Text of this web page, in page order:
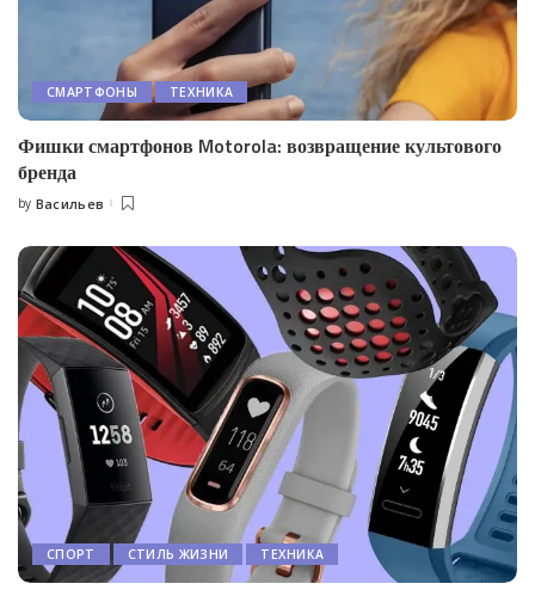
СМАРТФОНЫ ТЕХНИКА
Фишки смартфонов Motorola: возвращение культового
бренда
Posted
by Васильев
СПОРТ СТИЛЬ ЖИЗНИ ТЕХНИКА